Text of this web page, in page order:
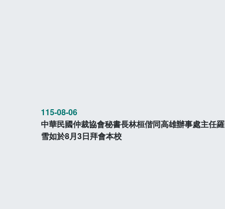
115-08-06
中華民國仲裁協會秘書長林桓偕同高雄辦事處主任羅
雪如於8月3日拜會本校